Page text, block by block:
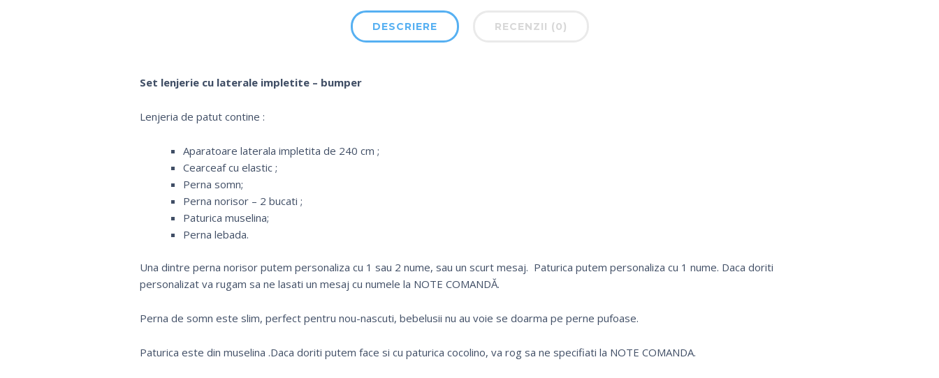
DESCRIERE RECENZII (0)
Set lenjerie cu laterale impletite – bumper
Lenjeria de patut contine :
Aparatoare laterala impletita de 240 cm ;
Cearceaf cu elastic ;
Perna somn;
Perna norisor – 2 bucati ;
Paturica muselina;
Perna lebada.
Una dintre perna norisor putem personaliza cu 1 sau 2 nume, sau un scurt mesaj. Paturica putem personaliza cu 1 nume. Daca doriti
personalizat va rugam sa ne lasati un mesaj cu numele la NOTE COMANDĂ.
Perna de somn este slim, perfect pentru nou-nascuti, bebelusii nu au voie se doarma pe perne pufoase.
Paturica este din muselina .Daca doriti putem face si cu paturica cocolino, va rog sa ne specifiati la NOTE COMANDA.